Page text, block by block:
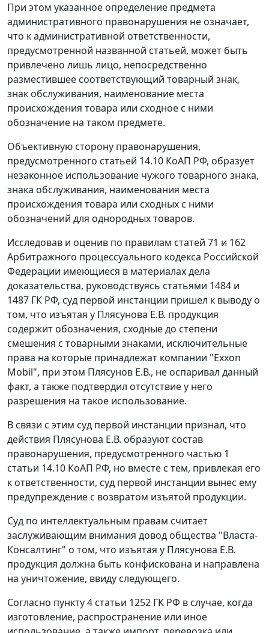
При этом указанное определение предмета
административного правонарушения не означает,
что к административной ответственности,
предусмотренной названной статьей, может быть
привлечено лишь лицо, непосредственно
разместившее соответствующий товарный знак,
знак обслуживания, наименование места
происхождения товара или сходное с ними
обозначение на таком предмете.
Объективную сторону правонарушения,
предусмотренного статьей 14.10 КоАП РФ, образует
незаконное использование чужого товарного знака,
знака обслуживания, наименования места
происхождения товара или сходных с ними
обозначений для однородных товаров.
Исследовав и оценив по правилам статей 71 и 162
Арбитражного процессуального кодекса Российской
Федерации имеющиеся в материалах дела
доказательства, руководствуясь статьями 1484 и
1487 ГК РФ, суд первой инстанции пришел к выводу о
том, что изъятая у Плясунова Е.В. продукция
содержит обозначения, сходные до степени
смешения с товарными знаками, исключительные
права на которые принадлежат компании "Exxon
Mobil", при этом Плясунов Е.В., не оспаривал данный
факт, а также подтвердил отсутствие у него
разрешения на такое использование.
В связи с этим суд первой инстанции признал, что
действия Плясунова Е.В. образуют состав
правонарушения, предусмотренного частью 1
статьи 14.10 КоАП РФ, но вместе с тем, привлекая его
к ответственности, суд первой инстанции вынес ему
предупреждение с возвратом изъятой продукции.
Суд по интеллектуальным правам считает
заслуживающим внимания довод общества "Власта-
Консалтинг" о том, что изъятая у Плясунова Е.В.
продукция должна быть конфискована и направлена
на уничтожение, ввиду следующего.
Согласно пункту 4 статьи 1252 ГК РФ в случае, когда
изготовление, распространение или иное